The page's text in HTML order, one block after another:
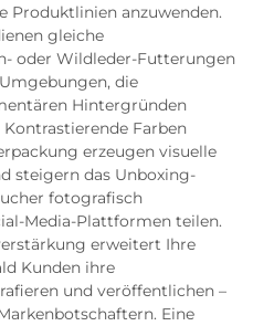
Produktlinien anzuwenden.
gleiche
oder Wildleder-Futterungen
die
Hintergründen
Farben
erzeugen visuelle
steigern das Unboxing-
fotografisch
Media-Plattformen teilen.
erweitert Ihre
Kunden ihre
und veröffentlichen –
Eine